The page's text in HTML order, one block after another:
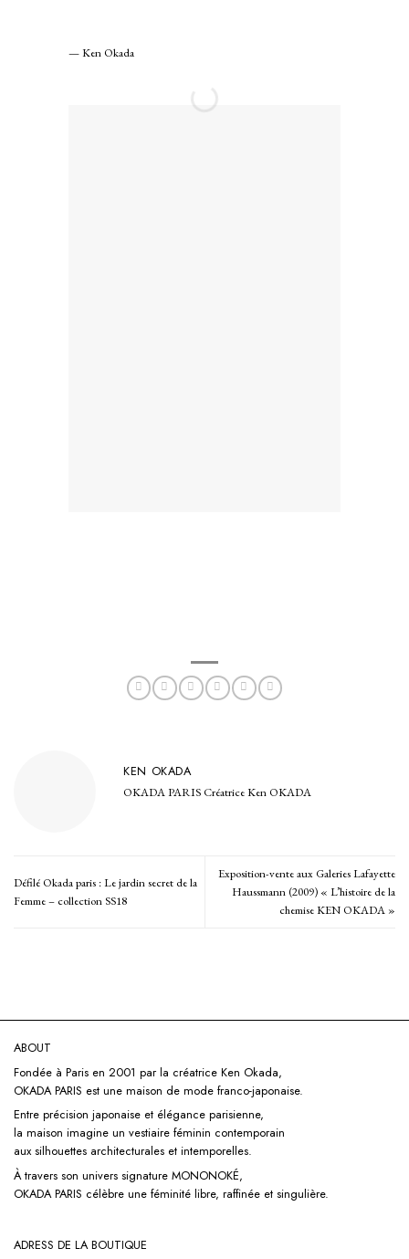
— Ken Okada
KEN OKADA
OKADA PARIS Créatrice Ken OKADA
Défilé Okada paris : Le jardin secret de la
Femme – collection SS18
Exposition-vente aux Galeries Lafayette
Haussmann (2009) « L’histoire de la
chemise KEN OKADA »
ABOUT
Fondée à Paris en 2001 par la créatrice Ken Okada,
OKADA PARIS est une maison de mode franco-japonaise.
Entre précision japonaise et élégance parisienne,
la maison imagine un vestiaire féminin contemporain
aux silhouettes architecturales et intemporelles.
À travers son univers signature MONONOKÉ,
OKADA PARIS célèbre une féminité libre, raffinée et singulière.
ADRESS DE LA BOUTIQUE